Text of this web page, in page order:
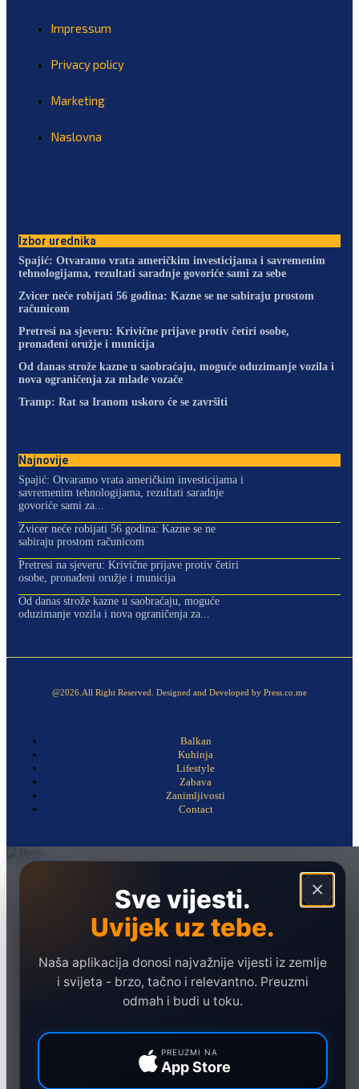
Impressum
Privacy policy
Marketing
Naslovna
Izbor urednika
Spajić: Otvaramo vrata američkim investicijama i savremenim
tehnologijama, rezultati saradnje govoriće sami za sebe
Zvicer neće robijati 56 godina: Kazne se ne sabiraju prostom
računicom
Pretresi na sjeveru: Krivične prijave protiv četiri osobe,
pronađeni oružje i municija
Od danas strože kazne u saobraćaju, moguće oduzimanje vozila i
nova ograničenja za mlade vozače
Tramp: Rat sa Iranom uskoro će se završiti
Najnovije
Spajić: Otvaramo vrata američkim investicijama i
savremenim tehnologijama, rezultati saradnje
govoriće sami za...
Zvicer neće robijati 56 godina: Kazne se ne
sabiraju prostom računicom
Pretresi na sjeveru: Krivične prijave protiv četiri
osobe, pronađeni oružje i municija
Od danas strože kazne u saobraćaju, moguće
oduzimanje vozila i nova ograničenja za...
@2026.All Right Reserved. Designed and Developed by Press.co.me
Balkan
Kuhinja
Lifestyle
Zabava
Zanimljivosti
Contact
×
Sve vijesti.
Uvijek uz tebe.
Naša aplikacija donosi najvažnije vijesti iz zemlje
i svijeta - brzo, tačno i relevantno. Preuzmi
odmah i budi u toku.
PREUZMI NA
App Store
Ekonomija